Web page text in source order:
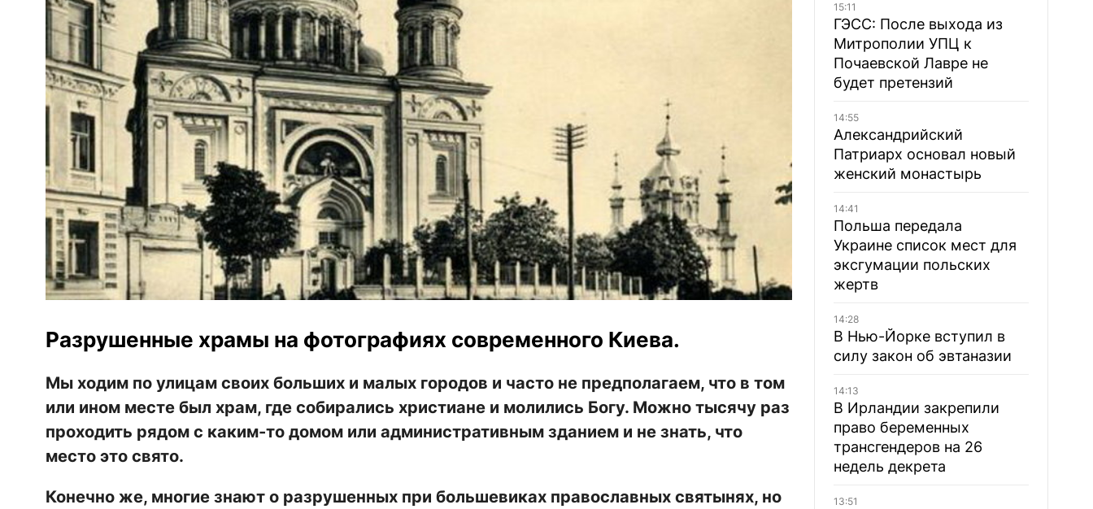
Разрушенные храмы на фотографиях современного Киева.
Мы ходим по улицам своих больших и малых городов и часто не предполагаем, что в том
или ином месте был храм, где собирались христиане и молились Богу. Можно тысячу раз
проходить рядом с каким-то домом или административным зданием и не знать, что
место это свято.
Конечно же, многие знают о разрушенных при большевиках православных святынях, но
15:11
ГЭСС: После выхода из
Митрополии УПЦ к
Почаевской Лавре не
будет претензий
14:55
Александрийский
Патриарх основал новый
женский монастырь
14:41
Польша передала
Украине список мест для
эксгумации польских
жертв
14:28
В Нью-Йорке вступил в
силу закон об эвтаназии
14:13
В Ирландии закрепили
право беременных
трансгендеров на 26
недель декрета
13:51